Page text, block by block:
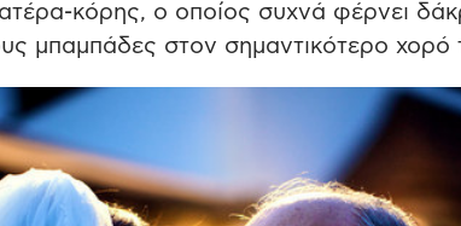
κόρης, ο οποίος συχνά φέρνει
μπαμπάδες στον σημαντικότερο χορό